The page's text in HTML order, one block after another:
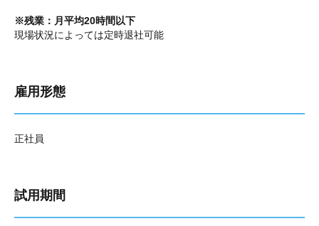
※残業：月平均20時間以下
現場状況によっては定時退社可能
雇用形態
正社員
試用期間